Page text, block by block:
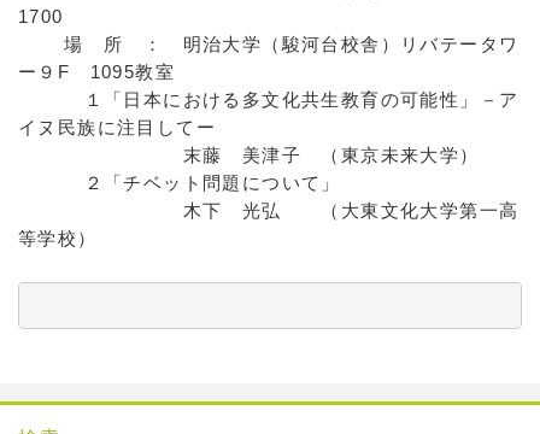
1700
場 所 ： 明治大学（駿河台校舎）リバテータワ
ー９F 1095教室
１「日本における多文化共生教育の可能性」－ア
イヌ民族に注目してー
末藤 美津子 （東京未来大学）
２「チベット問題について」
木下 光弘 （大東文化大学第一高
等学校）